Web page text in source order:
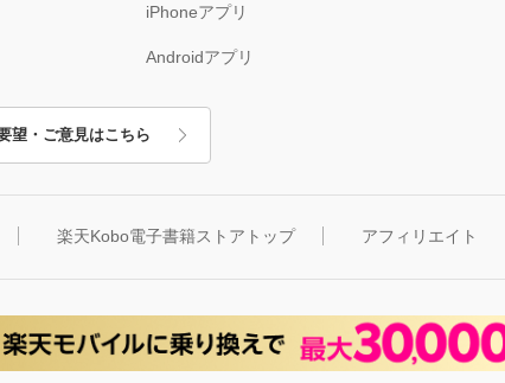
iPhoneアプリ
Androidアプリ
望・ご意見はこちら
楽天Kobo電子書籍ストアトップ アフィリエイト